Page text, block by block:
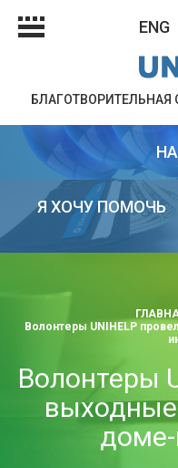
ENG
Я ХОЧУ ПОМОЧЬ
Волонтеры UNIHELP
Волонтеры
доме-